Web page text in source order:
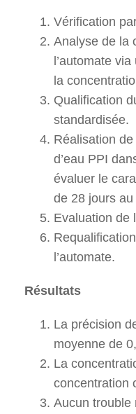
Vérification
Analyse de la
l’automate
la
Qualification
standardisée.
Réalisation
d’eau PPI
évaluer le
de 28 jours
Evaluation de
l’automate.
Résultats
La précision
moyenne de
La
concentration
Aucun trouble